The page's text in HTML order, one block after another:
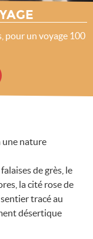
pour un voyage 100
une nature
de grès, le
la cité rose de
tracé au
désertique